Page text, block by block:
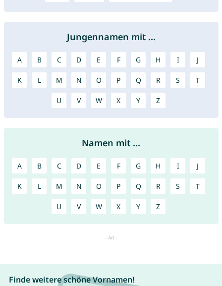
Jungennamen mit ...
A B C D E F G H I J
K L M N O P Q R S T
U V W X Y Z
Namen mit ...
A B C D E F G H I J
K L M N O P Q R S T
U V W X Y Z
Finde weitere schöne Vornamen!